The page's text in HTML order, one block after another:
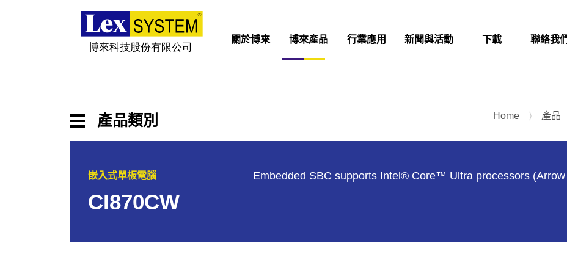
關於博來 博來產品 行業應用 新聞與活動 下載 聯絡我
產品類別
平板電腦
Home ⟩ 產品
嵌入式單板電腦
CI870CW
Embedded SBC supports Intel® Core™ Ultra processors (Arrow